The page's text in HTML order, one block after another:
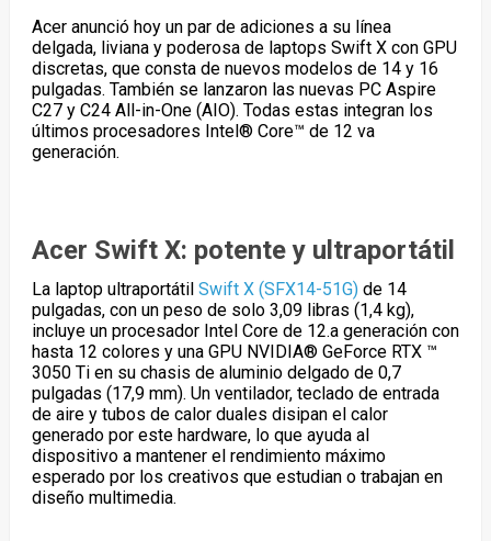
Acer anunció hoy un par de adiciones a su línea
delgada, liviana y poderosa de laptops Swift X con GPU
discretas, que consta de nuevos modelos de 14 y 16
pulgadas. También se lanzaron las nuevas PC Aspire
C27 y C24 All-in-One (AIO). Todas estas integran los
últimos procesadores Intel® Core™ de 12 va
generación.
Acer Swift X: potente y ultraportátil
La laptop ultraportátil Swift X (SFX14-51G)de 14
pulgadas, con un peso de solo 3,09 libras (1,4 kg),
incluye un procesador Intel Core de 12.ageneración con
hasta 12 colores y una GPU NVIDIA® GeForce RTX ™
3050 Ti en su chasis de aluminio delgado de 0,7
pulgadas (17,9 mm). Un ventilador, teclado de entrada
de aire y tubos de calor duales disipan el calor
generado por este hardware, lo que ayuda al
dispositivo a mantener el rendimiento máximo
esperado por los creativos que estudian o trabajan en
diseño multimedia.